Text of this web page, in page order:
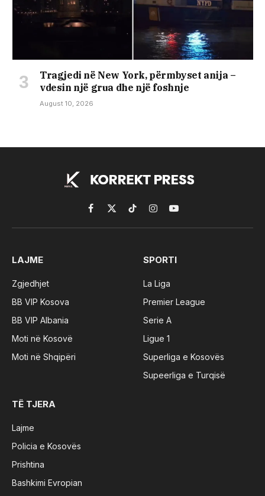
Tragjedi në New York, përmbyset anija –
vdesin një grua dhe një foshnje
August 10, 2026
Facebook
X
(Twitter)
TikTokInstagramYouTube
LAJME
Zgjedhjet
BB VIP Kosova
BB VIP Albania
Moti në Kosovë
Moti në Shqipëri
SPORTI
La Liga
Premier League
Serie A
Ligue 1
Superliga e Kosovës
Supeerliga e Turqisë
TË TJERA
Lajme
Policia e Kosovës
Prishtina
Bashkimi Evropian